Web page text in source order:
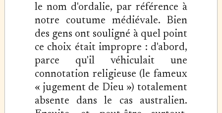
le nom d'ordalie, par référence à
notre coutume médiévale. Bien
des gens ont souligné à quel point
ce choix était impropre : d'abord,
parce qu'il véhiculait une
connotation religieuse (le fameux
« jugement de Dieu ») totalement
absente dans le cas australien.